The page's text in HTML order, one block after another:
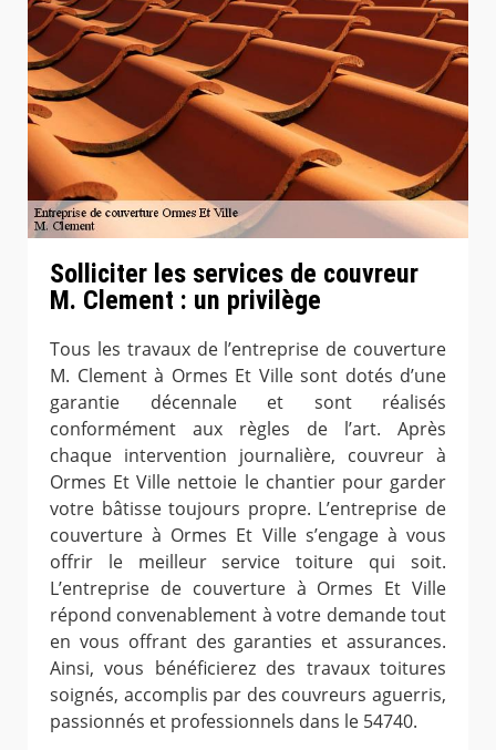
Solliciter les services de couvreur
M. Clement : un privilège
Tous les travaux de l’entreprise de couverture
M. Clement à Ormes Et Ville sont dotés d’une
garantie décennale et sont réalisés
conformément aux règles de l’art. Après
chaque intervention journalière, couvreur à
Ormes Et Ville nettoie le chantier pour garder
votre bâtisse toujours propre. L’entreprise de
couverture à Ormes Et Ville s’engage à vous
offrir le meilleur service toiture qui soit.
L’entreprise de couverture à Ormes Et Ville
répond convenablement à votre demande tout
en vous offrant des garanties et assurances.
Ainsi, vous bénéficierez des travaux toitures
soignés, accomplis par des couvreurs aguerris,
passionnés et professionnels dans le 54740.